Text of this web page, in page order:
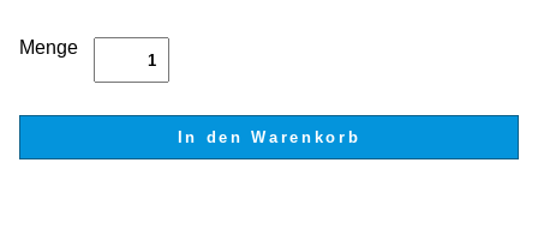
Menge